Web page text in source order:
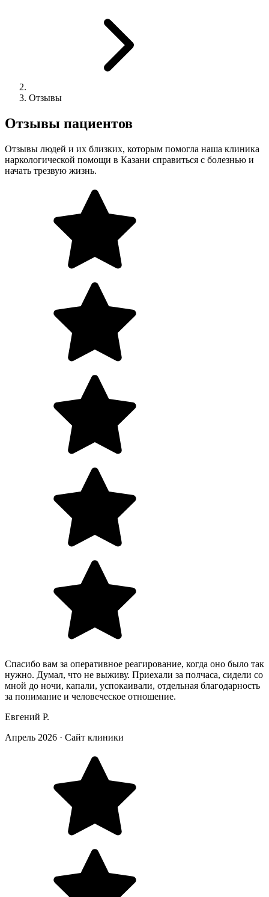
Отзывы
Отзывы пациентов
Отзывы людей и их близких, которым помогла наша клиника
наркологической помощи в Казани справиться с болезнью и
начать трезвую жизнь.
Спасибо вам за оперативное реагирование, когда оно было так
нужно. Думал, что не выживу. Приехали за полчаса, сидели со
мной до ночи, капали, успокаивали, отдельная благодарность
за понимание и человеческое отношение.
Евгений Р.
Апрель 2026 · Сайт клиники